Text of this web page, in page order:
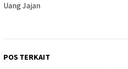
Uang Jajan
POS TERKAIT